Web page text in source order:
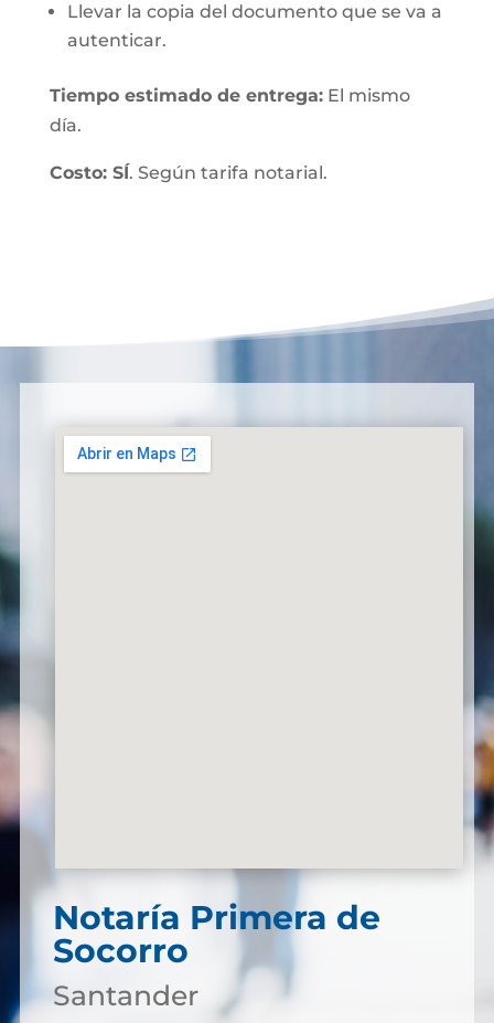
Llevar la copia del documento que se va a
autenticar.
Tiempo estimado de entrega:El mismo
día.
Costo: SÍ. Según tarifa notarial.
Notaría Primera de
Socorro
Santander